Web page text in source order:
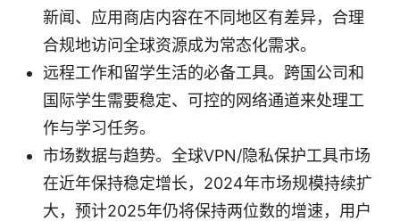
新闻、应用商店内容在不同地区有差异，合理
合规地访问全球资源成为常态化需求。
远程工作和留学生活的必备工具。跨国公司和
国际学生需要稳定、可控的网络通道来处理工
作与学习任务。
市场数据与趋势。全球VPN/隐私保护工具市场
在近年保持稳定增长，2024年市场规模持续扩
大，预计2025年仍将保持两位数的增速，用户